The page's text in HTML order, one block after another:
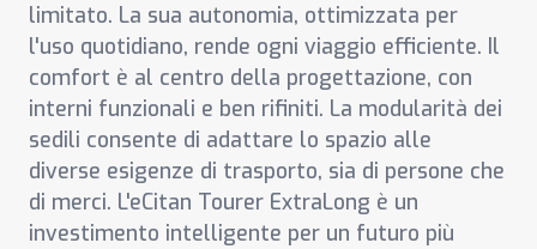
limitato. La sua autonomia, ottimizzata per
l'uso quotidiano, rende ogni viaggio efficiente. Il
comfort è al centro della progettazione, con
interni funzionali e ben rifiniti. La modularità dei
sedili consente di adattare lo spazio alle
diverse esigenze di trasporto, sia di persone che
di merci. L'eCitan Tourer ExtraLong è un
investimento intelligente per un futuro più